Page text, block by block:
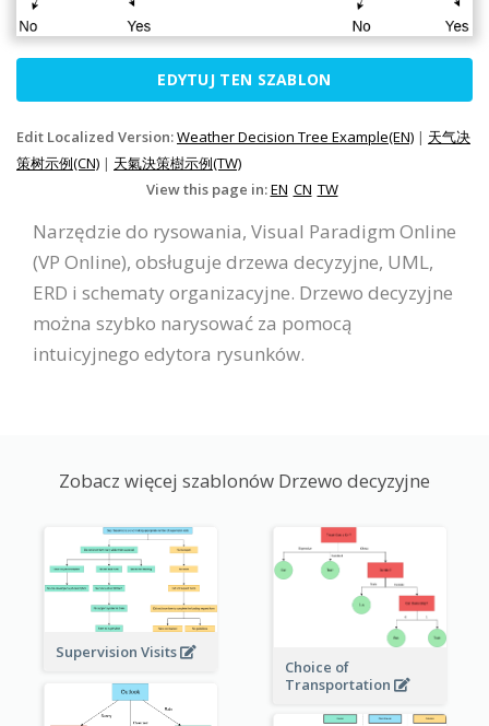
EDYTUJ TEN SZABLON
Edit Localized Version:Weather Decision Tree Example(EN) | 天气决
策树示例(CN) | 天氣決策樹示例(TW)
View this page in:EN CN TW
Narzędzie do rysowania, Visual Paradigm Online
(VP Online), obsługuje drzewa decyzyjne, UML,
ERD i schematy organizacyjne. Drzewo decyzyjne
można szybko narysować za pomocą
intuicyjnego edytora rysunków.
Zobacz więcej szablonów Drzewo decyzyjne
Supervision Visits
Choice of
Transportation